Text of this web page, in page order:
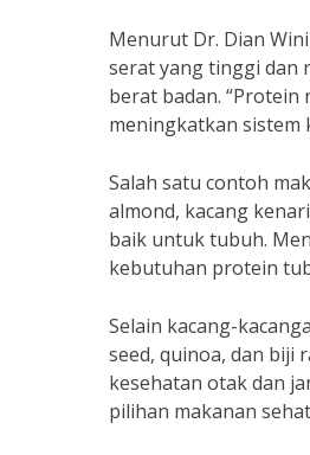
Menurut Dr. Dian
serat yang tinggi dan
berat badan.
meningkatkan sistem
Salah satu contoh
almond, kacang
baik untuk tubuh.
kebutuhan protein
Selain kacang-
seed, quinoa, dan biji
kesehatan otak dan
pilihan makanan